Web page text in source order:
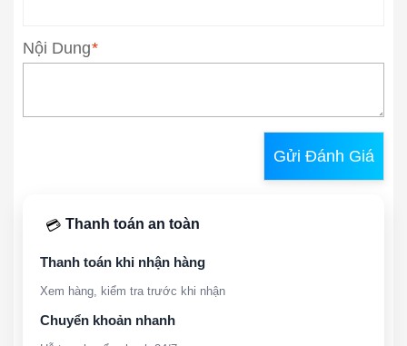
*
Nội Dung
Gửi Đánh Giá
💳 Thanh toán an toàn
Thanh toán khi nhận hàng
Xem hàng, kiểm tra trước khi nhận
Chuyển khoản nhanh